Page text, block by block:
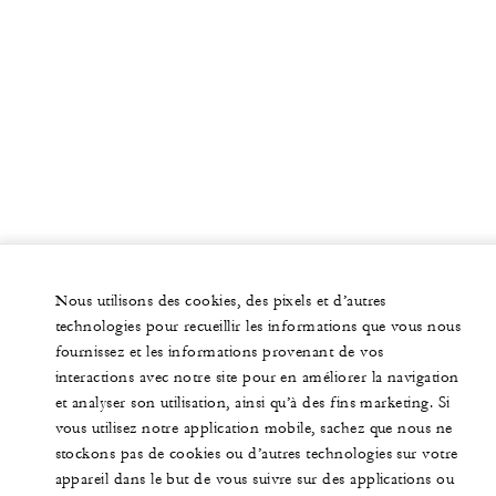
Nous utilisons des cookies, des pixels et d’autres
technologies pour recueillir les informations que vous nous
fournissez et les informations provenant de vos
interactions avec notre site pour en améliorer la navigation
et analyser son utilisation, ainsi qu’à des fins marketing. Si
vous utilisez notre application mobile, sachez que nous ne
stockons pas de cookies ou d’autres technologies sur votre
appareil dans le but de vous suivre sur des applications ou